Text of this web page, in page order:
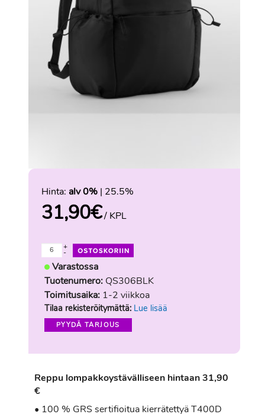
Hinta: alv 0% | 25.5%
31,90€/ KPL
-
+
Varastossa
Tuotenumero: QS306BLK
Toimitusaika: 1-2 viikkoa
Tilaa rekisteröitymättä: Lue lisää
PYYDÄ TARJOUS
Reppu lompakkoystävälliseen hintaan 31,90
€
• 100 % GRS sertifioitua kierrätettyä T400D